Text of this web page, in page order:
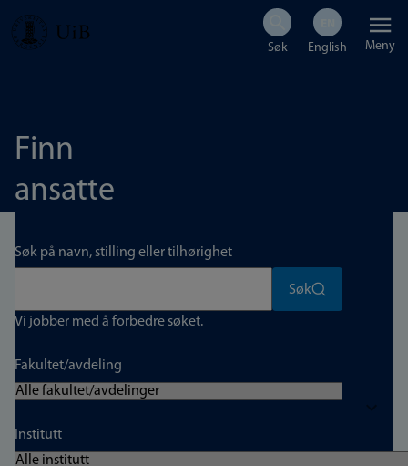
Hopp
Meny
Finn
ansatte
Søk på navn, stilling eller tilhørighet
Søk
Vi jobber med å forbedre søket.
Fakultet/avdeling
Institutt